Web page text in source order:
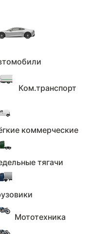
Ком.транспорт
коммерческие
тягачи
Мототехника
Crown Sport
пополнил
— юбилейная и
расширил линейку
Sport, представив две
и базовую. Впервые в